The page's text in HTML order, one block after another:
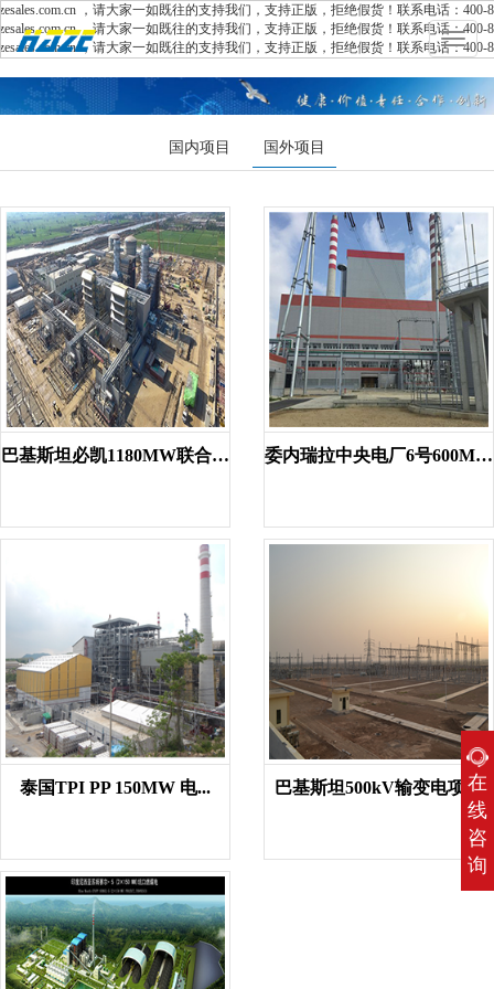
Toggle
国内项目 国外项目
巴基斯坦必凯1180MW联合循环... 委内瑞拉中央电厂6号600MW ...
泰国TPI PP 150MW 电... 巴基斯坦500kV输变电项目
在
线
咨
询
，请大家一如既往的支持我们，支持正版，拒绝假货！联系电话：400-
，请大家一如既往的支持我们，支持正版，拒绝假货！联系电话：400-
，请大家一如既往的支持我们，支持正版，拒绝假货！联系电话：400-